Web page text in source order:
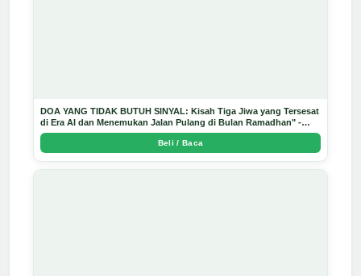
DOA YANG TIDAK BUTUH SINYAL: Kisah Tiga Jiwa yang Tersesat
di Era AI dan Menemukan Jalan Pulang di Bulan Ramadhan" -
Arda Dinata
Beli / Baca